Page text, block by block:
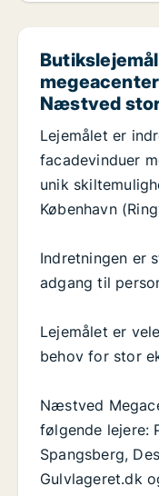
Næstved
Lejemålet er
facadevinduer
unik
København
Indretningen er
adgang til
Lejemålet er
behov for stor
Næstved
følgende lejere:
Spangsberg,
Gulvlageret.dk